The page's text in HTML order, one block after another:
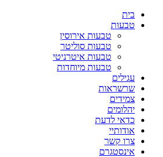
בית
טבעות
טבעות אירוסין
טבעות סוליטר
טבעות איטרניטי
טבעות מיוחדות
עגילים
שרשראות
צמידים
יהלומים
כדאי לדעת
אודותיי
צרו קשר
אינסטגרם